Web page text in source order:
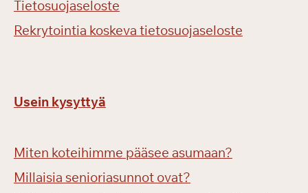
Tietosuojaseloste
Rekrytointia koskeva tietosuojaseloste
Usein kysyttyä
Miten koteihimme pääsee asumaan?
Millaisia senioriasunnot ovat?